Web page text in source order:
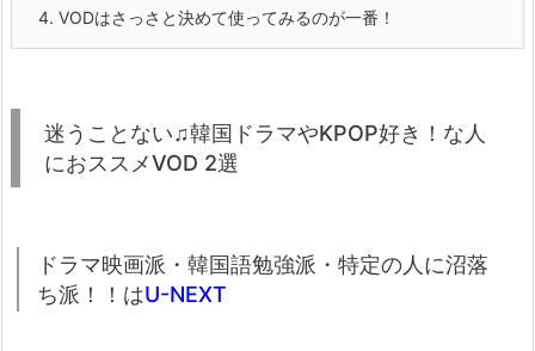
4. VODはさっさと決めて使ってみるのが一番！
迷うことない♫韓国ドラマやKPOP好き！な人
におススメVOD 2選
ドラマ映画派・韓国語勉強派・特定の人に沼落
ち派！！はU-NEXT